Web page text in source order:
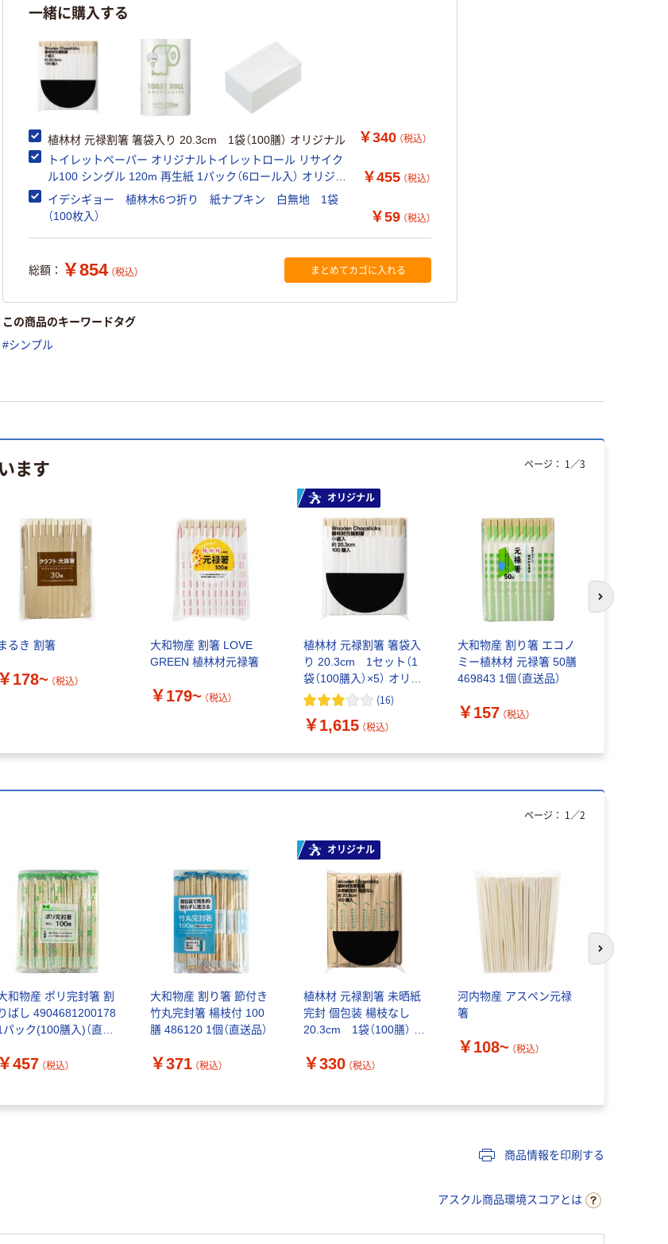
一緒に購入する
植林材 元禄割箸 箸袋入り 20.3cm 1袋（100膳） オリジナル ￥340 （税込）
トイレットペーパー オリジナルトイレットロール リサイク
ル100 シングル 120m 再生紙 1パック（6ロール入） オリジナ
ル
￥455 （税込）
イデシギョー 植林木6つ折り 紙ナプキン 白無地 1袋
（100枚入）
￥59 （税込）
総額： ￥854 （税込） まとめてカゴに入れる
この商品のキーワードタグ
#シンプル
ます
るき 割箸
￥178~ （税込）
大和物産 割箸 LOVE
GREEN 植林材元禄箸
￥179~ （税込）
オリジナル
植林材 元禄割箸 箸袋入
り 20.3cm 1セット（1
袋（100膳入）×5） オリジ
ナル
(16)
￥1,615 （税込）
大和物産 割り箸 エコノ
ミー植林材 元禄箸 50膳
469843 1個（直送品）
￥157 （税込）
ページ： 1 ／3
次のスライド
和物産 ポリ完封箸 割
りばし 4904681200178
パック(100膳入)（直送
￥457 （税込）
大和物産 割り箸 節付き
竹丸完封箸 楊枝付 100
膳 486120 1個（直送品）
￥371 （税込）
オリジナル
植林材 元禄割箸 未晒紙
完封 個包装 楊枝なし
20.3cm 1袋（100膳） オ
￥330 （税込）
河内物産 アスペン元禄
箸
￥108~ （税込）
ページ： 1／2
次のスライド
商品情報を印刷する
アスクル商品環境スコアとは